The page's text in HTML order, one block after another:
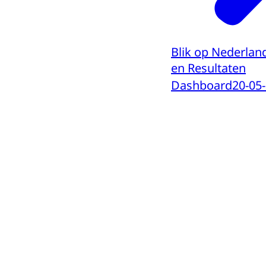
Blik op
en Resultaten
Dashboard20-